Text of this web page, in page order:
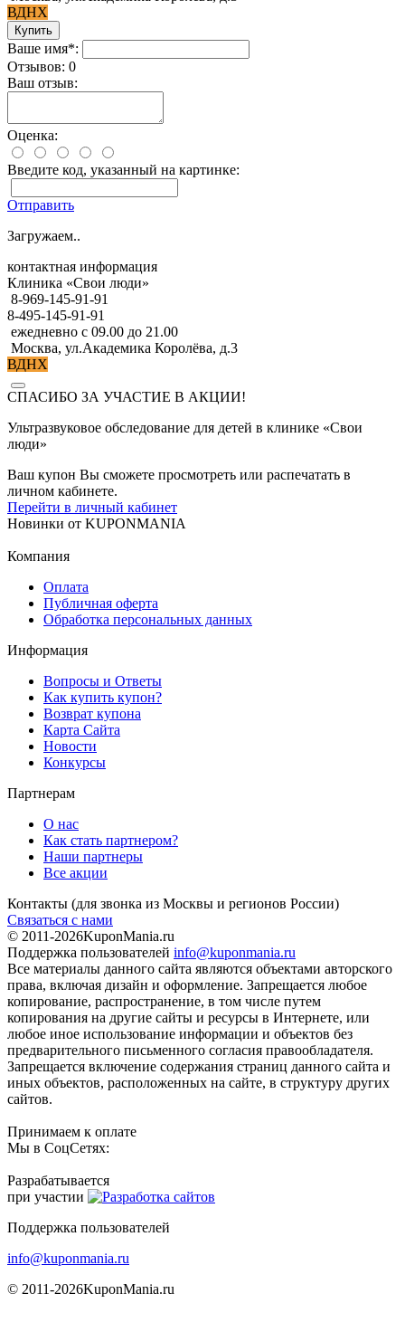
ВДНХ
Ваше имя*:
Отзывов: 0
Ваш отзыв:
Оценка:
Введите код, указанный на картинке:
Отправить
Загружаем..
контактная информация
Клиника «Свои люди»
8-969-145-91-91
8-495-145-91-91
ежедневно с 09.00 до 21.00
Москва, ул.Академика Королёва, д.3
ВДНХ
СПАСИБО ЗА УЧАСТИЕ В АКЦИИ!
Ультразвуковое обследование для детей в клинике «Свои
люди»
Ваш купон Вы сможете просмотреть или распечатать в
личном кабинете.
Перейти в личный кабинет
Новинки от KUPONMANIA
Компания
Оплата
Публичная оферта
Обработка персональных данных
Информация
Вопросы и Ответы
Как купить купон?
Возврат купона
Карта Сайта
Новости
Конкурсы
Партнерам
О нас
Как стать партнером?
Наши партнеры
Все акции
Контакты (для звонка из Москвы и регионов России)
Связаться с нами
© 2011-2026KuponMania.ru
Поддержка пользователей info@kuponmania.ru
Все материалы данного сайта являются объектами авторского
права, включая дизайн и оформление. Запрещается любое
копирование, распространение, в том числе путем
копирования на другие сайты и ресурсы в Интернете, или
любое иное использование информации и объектов без
предварительного письменного согласия правообладателя.
Запрещается включение содержания страниц данного сайта и
иных объектов, расположенных на сайте, в структуру других
сайтов.
Принимаем к оплате
Мы в СоцСетях:
Разрабатывается
при участии
Поддержка пользователей
info@kuponmania.ru
© 2011-2026KuponMania.ru